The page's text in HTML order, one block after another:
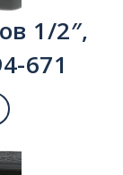
1/2″,
671